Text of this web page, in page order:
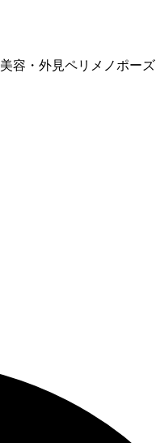
美容・外見ペリメノポーズ